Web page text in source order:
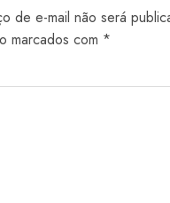
de e-mail não será
marcados com *